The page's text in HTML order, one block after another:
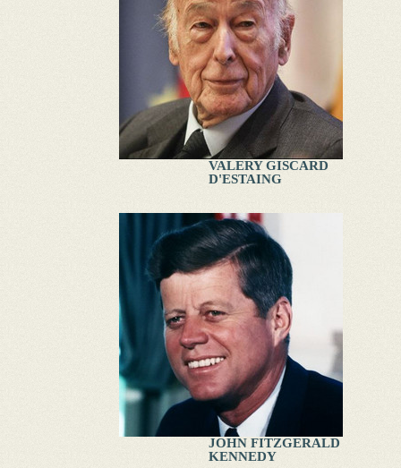
VALERY GISCARD
D'ESTAING
JOHN FITZGERALD
KENNEDY